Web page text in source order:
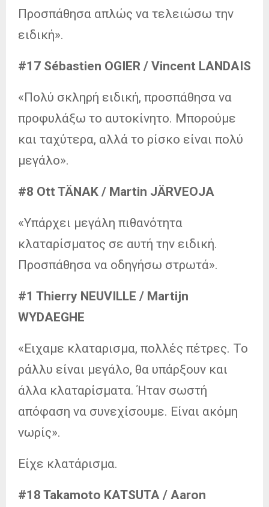
Προσπάθησα απλώς να τελειώσω την
ειδική».
#17 Sébastien OGIER / Vincent LANDAIS
«Πολύ σκληρή ειδική, προσπάθησα να
προφυλάξω το αυτοκίνητο. Μπορούμε
και ταχύτερα, αλλά το ρίσκο είναι πολύ
μεγάλο».
#8 Ott TÄNAK / Martin JÄRVEOJA
«Υπάρχει μεγάλη πιθανότητα
κλαταρίσματος σε αυτή την ειδική.
Προσπάθησα να οδηγήσω στρωτά».
#1 Thierry NEUVILLE / Martijn
WYDAEGHE
«Ειχαμε κλαταρισμα, πολλές πέτρες. Το
ράλλυ είναι μεγάλο, θα υπάρξουν και
άλλα κλαταρίσματα. Ήταν σωστή
απόφαση να συνεχίσουμε. Είναι ακόμη
νωρίς».
Είχε κλατάρισμα.
#18 Takamoto KATSUTA / Aaron